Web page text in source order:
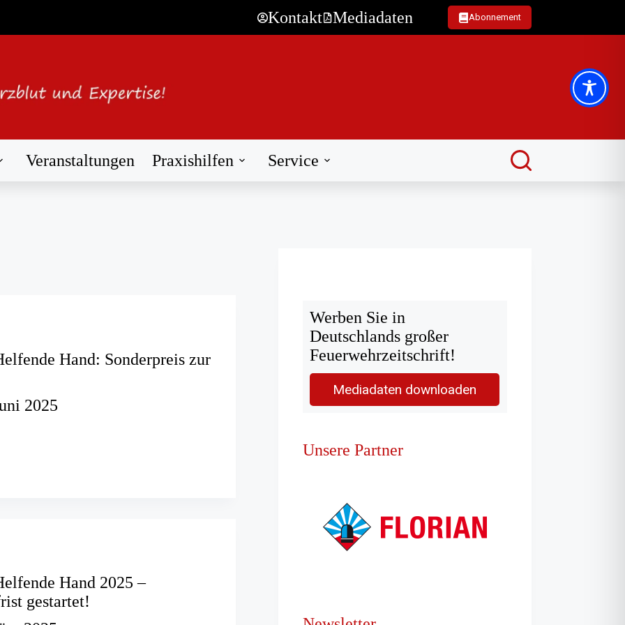
Kontakt Mediadaten Abonnement
Veranstaltungen Praxishilfen Service
Hand: Sonderpreis zur
2025
Hand 2025 –
gestartet!
Werben Sie in
Deutschlands großer
Feuerwehrzeitschrift!
Mediadaten downloaden
Unsere Partner